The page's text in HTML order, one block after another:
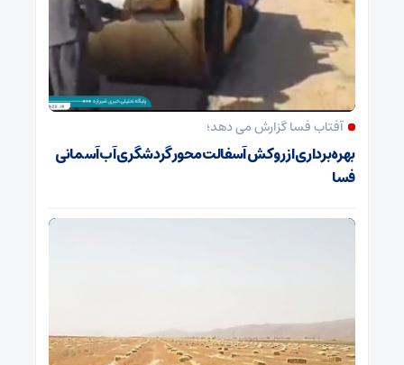
آفتاب فسا گزارش می دهد؛
بهره‌برداری از روکش آسفالت محور گردشگری آب‌آسمانی
فسا